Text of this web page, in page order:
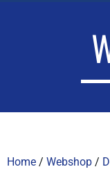
Home / Webshop /